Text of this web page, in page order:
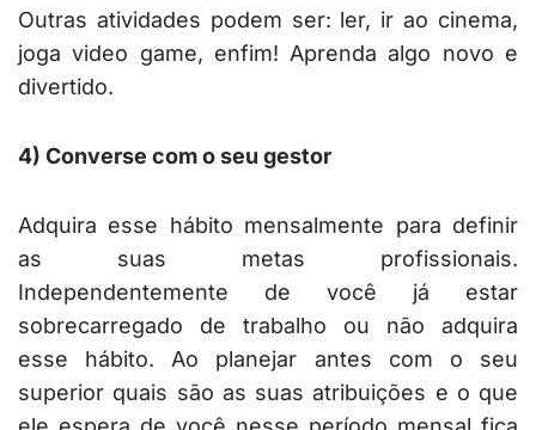
Outras atividades podem ser: ler, ir ao cinema,
joga video game, enfim! Aprenda algo novo e
divertido.
4) Converse com o seu gestor
Adquira esse hábito mensalmente para definir
as suas metas profissionais.
Independentemente de você já estar
sobrecarregado de trabalho ou não adquira
esse hábito. Ao planejar antes com o seu
superior quais são as suas atribuições e o que